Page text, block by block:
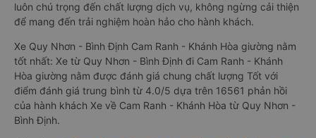
luôn chú trọng đến chất lượng dịch vụ, không ngừng cải thiện
để mang đến trải nghiệm hoàn hảo cho hành khách.
Xe Quy Nhơn - Bình Định Cam Ranh - Khánh Hòa giường nằm
tốt nhất: Xe từ Quy Nhơn - Bình Định đi Cam Ranh - Khánh
Hòa giường nằm được đánh giá chung chất lượng Tốt với
điểm đánh giá trung bình từ 4.0/5 dựa trên 16561 phản hồi
của hành khách Xe về Cam Ranh - Khánh Hòa từ Quy Nhơn -
Bình Định.